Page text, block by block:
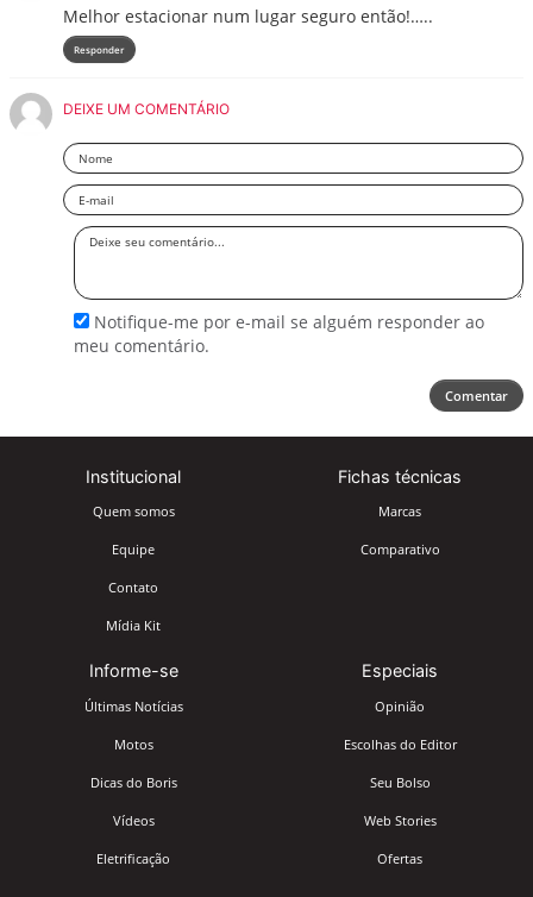
Melhor estacionar num lugar seguro então!…..
Responder
DEIXE UM COMENTÁRIO
Nome
Email
Deixe
Notifique-me por e-mail se alguém responder ao
meu comentário.
Comentar
Institucional
Quem somos
Equipe
Contato
Mídia Kit
Fichas técnicas
Marcas
Comparativo
Informe-se
Últimas Notícias
Motos
Dicas do Boris
Vídeos
Eletrificação
Especiais
Opinião
Escolhas do Editor
Seu Bolso
Web Stories
Ofertas